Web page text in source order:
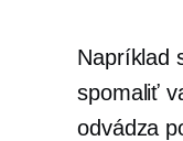
Napríklad
spomaliť
odvádza